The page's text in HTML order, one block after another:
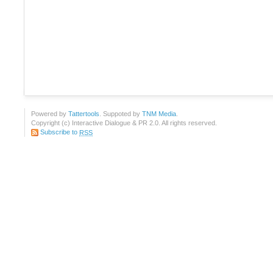
Powered by Tattertools . Suppoted by TNM Media
Copyright (c) Interactive Dialogue & PR 2.0. All rights reserved.
Subscribe to RSS